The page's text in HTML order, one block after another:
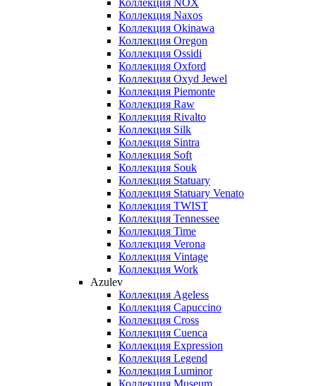
Коллекция NOX
Коллекция Naxos
Коллекция Okinawa
Коллекция Oregon
Коллекция Ossidi
Коллекция Oxford
Коллекция Oxyd Jewel
Коллекция Piemonte
Коллекция Raw
Коллекция Rivalto
Коллекция Silk
Коллекция Sintra
Коллекция Soft
Коллекция Souk
Коллекция Statuary
Коллекция Statuary Venato
Коллекция TWIST
Коллекция Tennessee
Коллекция Time
Коллекция Verona
Коллекция Vintage
Коллекция Work
Azulev
Коллекция Ageless
Коллекция Capuccino
Коллекция Cross
Коллекция Cuenca
Коллекция Expression
Коллекция Legend
Коллекция Luminor
Коллекция Museum